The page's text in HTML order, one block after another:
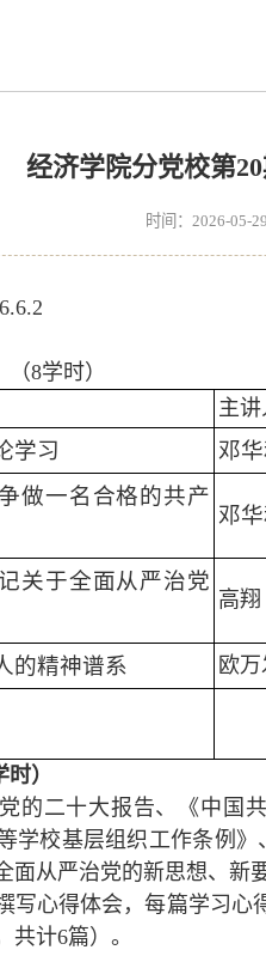
经济学院分党校第
时间：2026-05-
8学时）
主讲
学习 邓华
做一名合格的共产
邓华
关于全面从严治党
高翔
的精神谱系 欧万
）
的二十大报告、《中国
学校基层组织工作条例
面从严治党的新思想、新
写心得体会，每篇学习心
共计6篇）。